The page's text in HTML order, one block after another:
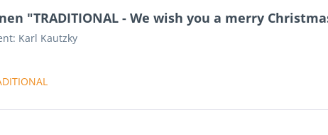
"TRADITIONAL - We wish you a merry
Karl Kautzky